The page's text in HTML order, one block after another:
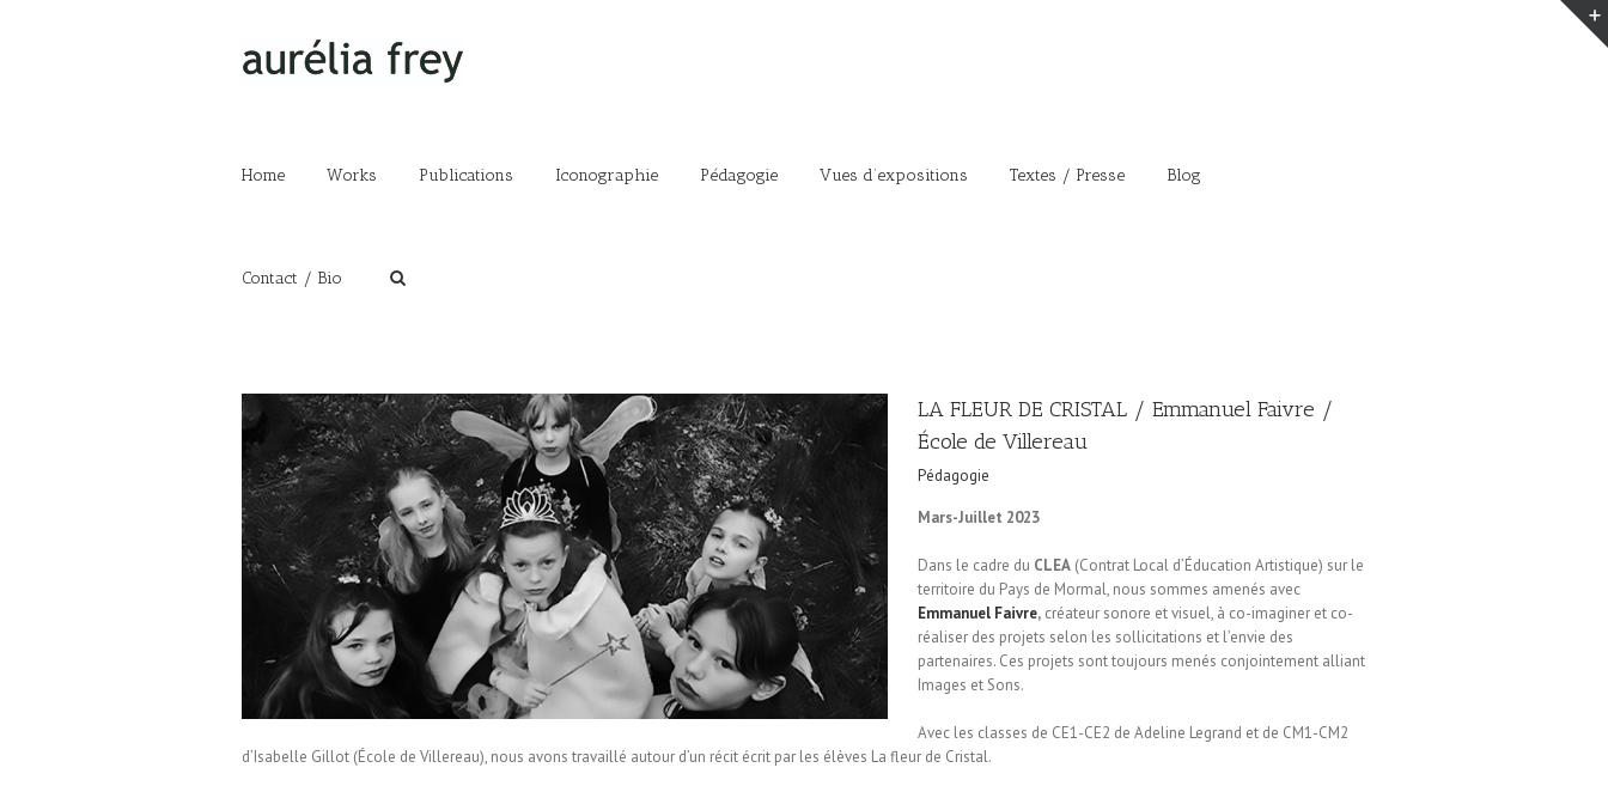
Home Works Publications Iconographie Pédagogie Vues d’expositions Textes / Presse Blog
Contact / Bio
LA FLEUR DE CRISTAL / Emmanuel Faivre /
École de Villereau
Pédagogie
Mars-Juillet 2023
Dans le cadre du CLEA (Contrat Local d’Éducation Artistique) sur le
territoire du Pays de Mormal, nous sommes amenés avec
Emmanuel Faivre, créateur sonore et visuel, à co-imaginer et co-
réaliser des projets selon les sollicitations et l’envie des
partenaires. Ces projets sont toujours menés conjointement alliant
Images et Sons.
Avec les classes de CE1-CE2 de Adeline Legrand et de CM1-CM2
d’Isabelle Gillot (École de Villereau), nous avons travaillé autour d’un récit écrit par les élèves La fleur de Cristal.